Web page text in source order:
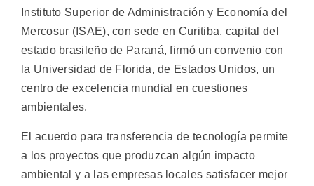
Instituto Superior de Administración y Economía del
Mercosur (ISAE), con sede en Curitiba, capital del
estado brasileño de Paraná, firmó un convenio con
la Universidad de Florida, de Estados Unidos, un
centro de excelencia mundial en cuestiones
ambientales.
El acuerdo para transferencia de tecnología permite
a los proyectos que produzcan algún impacto
ambiental y a las empresas locales satisfacer mejor